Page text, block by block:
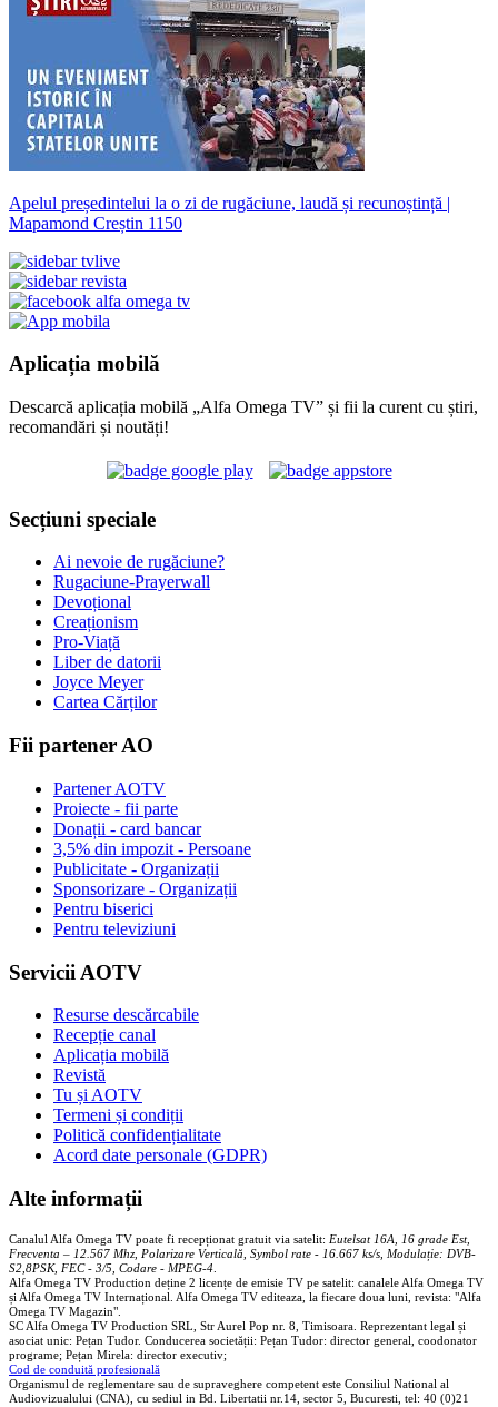
Apelul președintelui la o zi de rugăciune, laudă și recunoștință |
Mapamond Creștin 1150
Aplicația mobilă
Descarcă aplicația mobilă „Alfa Omega TV” și fii la curent cu știri,
recomandări și noutăți!
Secțiuni speciale
Ai nevoie de rugăciune?
Rugaciune-Prayerwall
Devoțional
Creaționism
Pro-Viață
Liber de datorii
Joyce Meyer
Cartea Cărților
Fii partener AO
Partener AOTV
Proiecte - fii parte
Donații - card bancar
3,5% din impozit - Persoane
Publicitate - Organizații
Sponsorizare - Organizații
Pentru biserici
Pentru televiziuni
Servicii AOTV
Resurse descărcabile
Recepție canal
Aplicația mobilă
Revistă
Tu și AOTV
Termeni și condiții
Politică confidențialitate
Acord date personale (GDPR)
Alte informații
Canalul Alfa Omega TV poate fi recepționat gratuit via satelit: Eutelsat 16A, 16 grade Est,
Frecventa – 12.567 Mhz, Polarizare Verticală, Symbol rate - 16.667 ks/s, Modulație: DVB-
S2,8PSK, FEC - 3/5, Codare - MPEG-4
Alfa Omega TV Production deține 2 licențe de emisie TV pe satelit: canalele Alfa Omega TV
și Alfa Omega TV Internațional. Alfa Omega TV editeaza, la fiecare doua luni, revista: "Alfa
Omega TV Magazin".
SC Alfa Omega TV Production SRL, Str Aurel Pop nr. 8, Timisoara. Reprezentant legal și
asociat unic: Pețan Tudor. Conducerea societății: Pețan Tudor: director general, coodonator
programe; Pețan Mirela: director executiv;
Cod de conduită profesională
Organismul de reglementare sau de supraveghere competent este Consiliul National al
Audiovizualului (CNA), cu sediul in Bd. Libertatii nr.14, sector 5, Bucuresti, tel: 40 (0)21